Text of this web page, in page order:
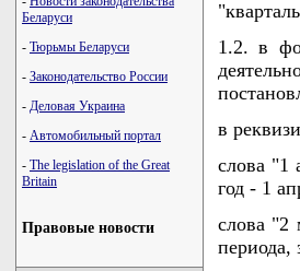
Беларуси
- Тюрьмы Беларуси
- Законодательство России
- Деловая Украина
- Автомобильный портал
- The legislation of the Great
Britain
Правовые новости
1.2. в
в
слова "1
год - 1
слова "2
периода,